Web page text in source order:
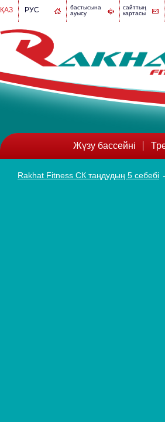
бастысына
ауысу
сайттың
картасы
ҚАЗ РУС
Жүзу бассейні
Rakhat Fitness СК таңдудың 5 себебі